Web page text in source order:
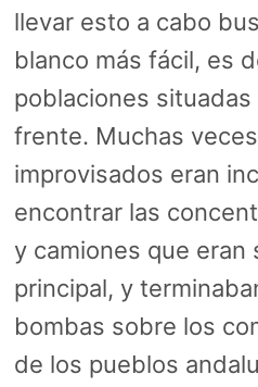
llevar esto a cabo
blanco más fácil, es
poblaciones situadas
frente. Muchas
improvisados eran
encontrar las
y camiones que eran
principal, y
bombas sobre los
de los pueblos